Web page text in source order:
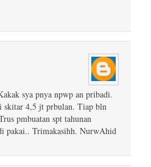
sya pnya npwp an pribadi.
skitar 4,5 jt prbulan. Tiap bln
pmbuatan spt tahunan
pakai.. Trimakasihh. NurwAhid